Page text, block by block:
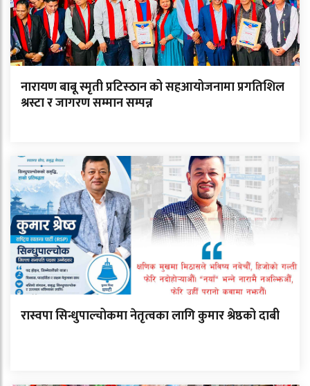
नारायण बाबू स्मृती प्रटिस्ठान को सहआयोजनामा प्रगतिशिल
श्रस्टा र जागरण सम्मान सम्पन्न
रास्वपा सिन्धुपाल्चोकमा नेतृत्वका लागि कुमार श्रेष्ठको दाबी